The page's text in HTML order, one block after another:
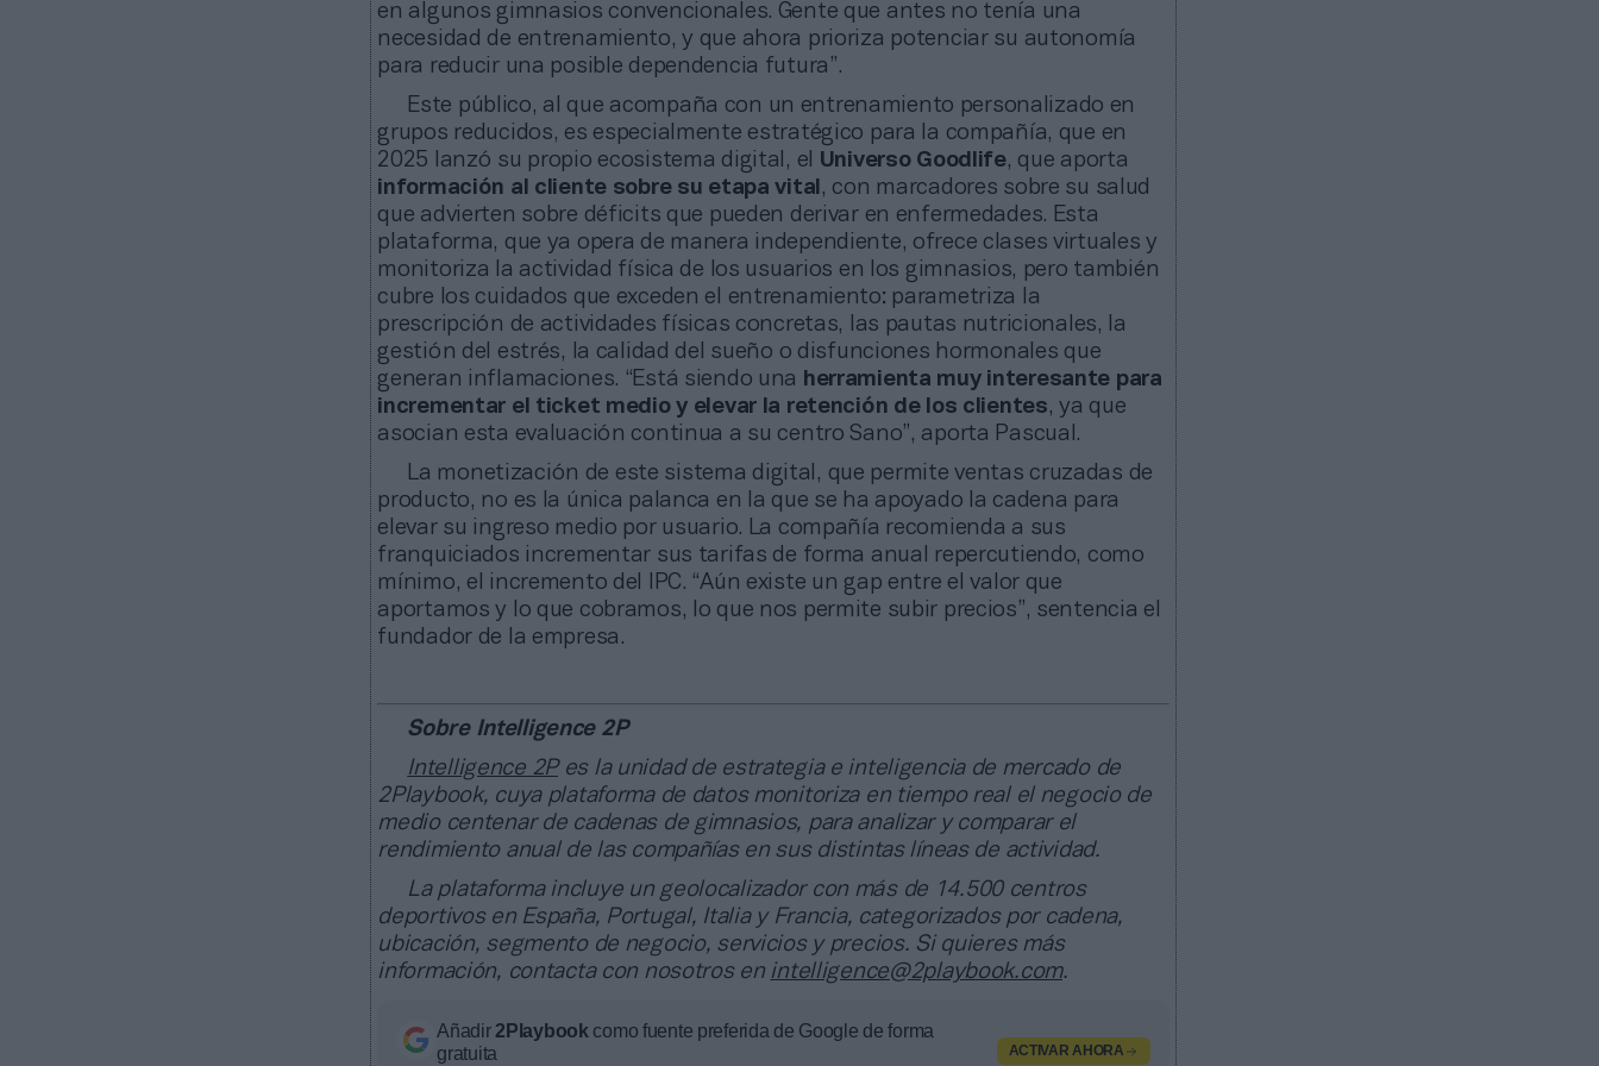
en algunos gimnasios convencionales. Gente que antes no tenía una
necesidad de entrenamiento, y que ahora prioriza potenciar su autonomía
para reducir una posible dependencia futura”.
Este público, al que acompaña con un entrenamiento personalizado en
grupos reducidos, es especialmente estratégico para la compañía, que en
2025 lanzó su propio ecosistema digital, el Universo Goodlife, que aporta
información al cliente sobre su etapa vital , con marcadores sobre su salud
que advierten sobre déficits que pueden derivar en enfermedades. Esta
plataforma, que ya opera de manera independiente, ofrece clases virtuales y
monitoriza la actividad física de los usuarios en los gimnasios, pero también
cubre los cuidados que exceden el entrenamiento: parametriza la
prescripción de actividades físicas concretas, las pautas nutricionales, la
gestión del estrés, la calidad del sueño o disfunciones hormonales que
generan inflamaciones. “Está siendo una herramienta muy interesante para
incrementar el ticket medio y elevar la retención de los clientes, ya que
asocian esta evaluación continua a su centro Sano”, aporta Pascual.
La monetización de este sistema digital, que permite ventas cruzadas de
producto, no es la única palanca en la que se ha apoyado la cadena para
elevar su ingreso medio por usuario. La compañía recomienda a sus
franquiciados incrementar sus tarifas de forma anual repercutiendo, como
mínimo, el incremento del IPC. “Aún existe un gap entre el valor que
aportamos y lo que cobramos, lo que nos permite subir precios”, sentencia el
fundador de la empresa.
Sobre Intelligence 2P
Intelligence 2Pes la unidad de estrategia e inteligencia de mercado de
2Playbook, cuya plataforma de datos monitoriza en tiempo real el negocio de
medio centenar de cadenas de gimnasios, para analizar y comparar el
rendimiento anual de las compañías en sus distintas líneas de actividad.
La plataforma incluye un geolocalizador con más de 14.500 centros
deportivos en España, Portugal, Italia y Francia, categorizados por cadena,
ubicación, segmento de negocio, servicios y precios. Si quieres más
información, contacta con nosotros en intelligence@2playbook.com.
Añadir2Playbook como fuente preferida de Google de forma
gratuita
ACTIVAR AHORA